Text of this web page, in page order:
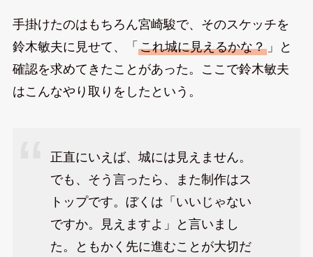
手掛けたのはもちろん宮崎駿で、そのスケッチを
鈴木敏夫に見せて、「 これ城に見えるかな？」と
確認を求めてきたことがあった。ここで鈴木敏夫
はこんなやり取りをしたという。
正直にいえば、城には見えません。
でも、そう言ったら、また制作はス
トップです。ぼくは「いいじゃない
ですか。見えますよ」と言いまし
た。ともかく先に進むことが大切だ